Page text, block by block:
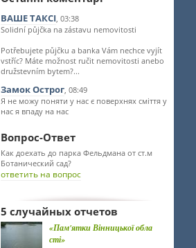
ВАШЕ ТАКСІ, 03:38
Solidní půjčka na zástavu nemovitosti
Potřebujete půjčku a banka Vám nechce vyjít
vstříc? Máte možnost ručit nemovitosti anebo
družstevním bytem?...
Замок Острог, 08:49
Я не можу поняти у нас є поверхнях сміття у
нас я впаду на нас
Вопрос-Ответ
Как доехать до парка Фельдмана от ст.м
Ботанический сад?
ответить на вопрос
5 случайных отчетов
«Пам'ятки Вінницької обла
сті»